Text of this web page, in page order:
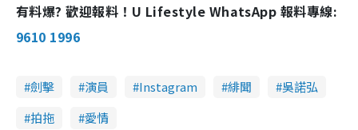
有料爆? 歡迎報料！U Lifestyle WhatsApp 報料專線:
9610 1996
劍擊 演員 Instagram 緋聞
吳諾弘
拍拖
愛情